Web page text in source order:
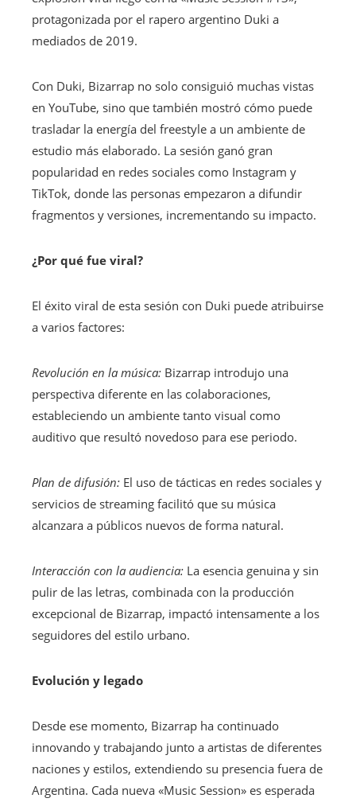
protagonizada por el rapero argentino Duki a
mediados de 2019.
Con Duki, Bizarrap no solo consiguió muchas vistas
en YouTube, sino que también mostró cómo puede
trasladar la energía del freestyle a un ambiente de
estudio más elaborado. La sesión ganó gran
popularidad en redes sociales como Instagram y
TikTok, donde las personas empezaron a difundir
fragmentos y versiones, incrementando su impacto.
¿Por qué fue viral?
El éxito viral de esta sesión con Duki puede atribuirse
a varios factores:
Revolución en la música: Bizarrap introdujo una
perspectiva diferente en las colaboraciones,
estableciendo un ambiente tanto visual como
auditivo que resultó novedoso para ese periodo.
Plan de difusión: El uso de tácticas en redes sociales y
servicios de streaming facilitó que su música
alcanzara a públicos nuevos de forma natural.
Interacción con la audiencia: La esencia genuina y sin
pulir de las letras, combinada con la producción
excepcional de Bizarrap, impactó intensamente a los
seguidores del estilo urbano.
Evolución y legado
Desde ese momento, Bizarrap ha continuado
innovando y trabajando junto a artistas de diferentes
naciones y estilos, extendiendo su presencia fuera de
Argentina. Cada nueva «Music Session» es esperada